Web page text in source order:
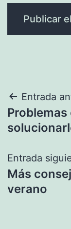
de
Entrada
Entrada
Más
verano